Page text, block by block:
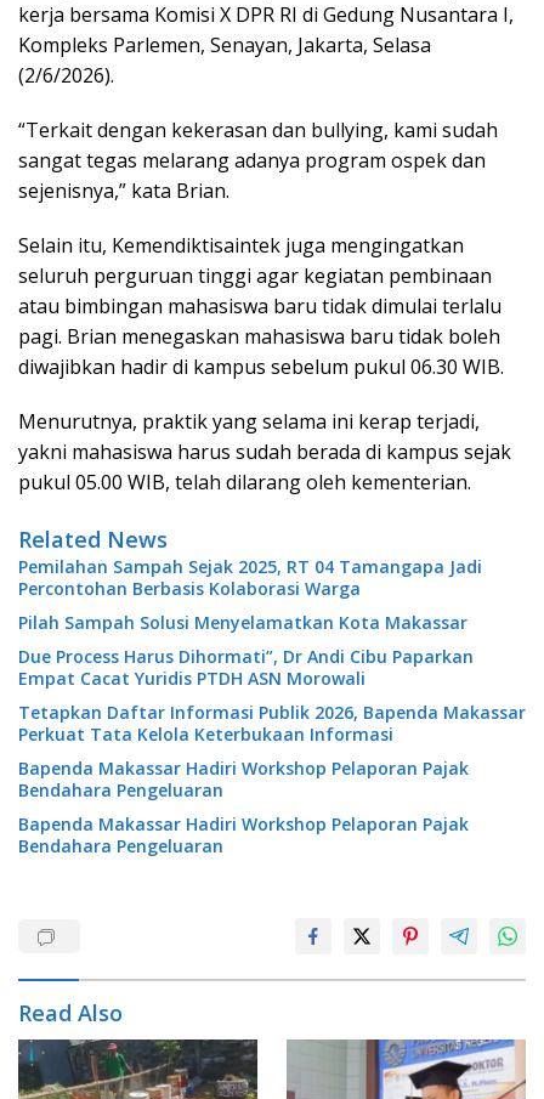
kerja bersama Komisi X DPR RI di Gedung Nusantara I,
Kompleks Parlemen, Senayan, Jakarta, Selasa
(2/6/2026).
“Terkait dengan kekerasan dan bullying, kami sudah
sangat tegas melarang adanya program ospek dan
sejenisnya,” kata Brian.
Selain itu, Kemendiktisaintek juga mengingatkan
seluruh perguruan tinggi agar kegiatan pembinaan
atau bimbingan mahasiswa baru tidak dimulai terlalu
pagi. Brian menegaskan mahasiswa baru tidak boleh
diwajibkan hadir di kampus sebelum pukul 06.30 WIB.
Menurutnya, praktik yang selama ini kerap terjadi,
yakni mahasiswa harus sudah berada di kampus sejak
pukul 05.00 WIB, telah dilarang oleh kementerian.
Related News
Pemilahan Sampah Sejak 2025, RT 04 Tamangapa Jadi
Percontohan Berbasis Kolaborasi Warga
Pilah Sampah Solusi Menyelamatkan Kota Makassar
Due Process Harus Dihormati”, Dr Andi Cibu Paparkan
Empat Cacat Yuridis PTDH ASN Morowali
Tetapkan Daftar Informasi Publik 2026, Bapenda Makassar
Perkuat Tata Kelola Keterbukaan Informasi
Bapenda Makassar Hadiri Workshop Pelaporan Pajak
Bendahara Pengeluaran
Bapenda Makassar Hadiri Workshop Pelaporan Pajak
Bendahara Pengeluaran
Read Also